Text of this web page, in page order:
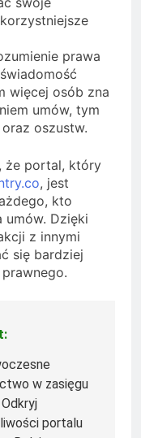
prawa
więcej osób zna
umów, tym
oszustw.
że portal, który
, jest
kto
umów. Dzięki
z innymi
się bardziej
w zasięgu
portalu